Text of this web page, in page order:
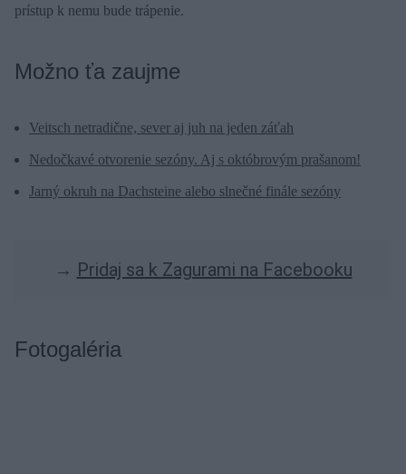
prístup k nemu bude trápenie.
Možno ťa zaujme
Veitsch netradične, sever aj juh na jeden záťah
Nedočkavé otvorenie sezóny. Aj s októbrovým prašanom!
Jarný okruh na Dachsteine alebo slnečné finále sezóny
→ Pridaj sa k Zagurami na Facebooku
Fotogaléria